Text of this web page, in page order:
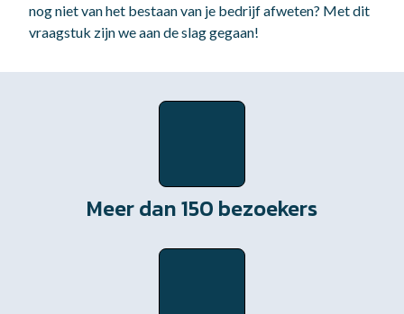
nog niet van het bestaan van je bedrijf afweten? Met dit
vraagstuk zijn we aan de slag gegaan!
Meer dan 150 bezoekers